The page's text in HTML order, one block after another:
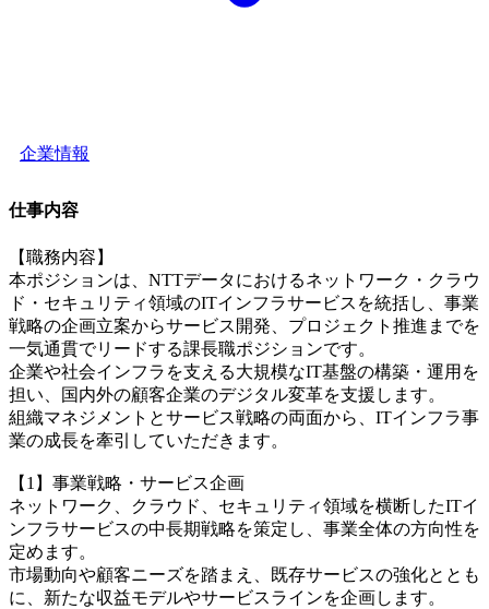
企業情報
仕事内容
【職務内容】
本ポジションは、NTTデータにおけるネットワーク・クラウ
ド・セキュリティ領域のITインフラサービスを統括し、事業
戦略の企画立案からサービス開発、プロジェクト推進までを
一気通貫でリードする課長職ポジションです。
企業や社会インフラを支える大規模なIT基盤の構築・運用を
担い、国内外の顧客企業のデジタル変革を支援します。
組織マネジメントとサービス戦略の両面から、ITインフラ事
業の成長を牽引していただきます。
【1】事業戦略・サービス企画
ネットワーク、クラウド、セキュリティ領域を横断したITイ
ンフラサービスの中長期戦略を策定し、事業全体の方向性を
定めます。
市場動向や顧客ニーズを踏まえ、既存サービスの強化ととも
に、新たな収益モデルやサービスラインを企画します。